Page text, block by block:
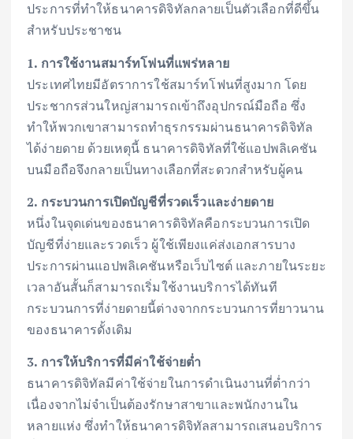
ประการที่ทำให้ธนาคารดิจิทัลกลายเป็นตัวเลือกที่ดีขึ้น
สำหรับประชาชน
1. การใช้งานสมาร์ทโฟนที่แพร่หลาย
ประเทศไทยมีอัตราการใช้สมาร์ทโฟนที่สูงมาก โดย
ประชากรส่วนใหญ่สามารถเข้าถึงอุปกรณ์มือถือ ซึ่ง
ทำให้พวกเขาสามารถทำธุรกรรมผ่านธนาคารดิจิทัล
ได้ง่ายดาย ด้วยเหตุนี้ ธนาคารดิจิทัลที่ใช้แอปพลิเคชัน
บนมือถือจึงกลายเป็นทางเลือกที่สะดวกสำหรับผู้คน
2. กระบวนการเปิดบัญชีที่รวดเร็วและง่ายดาย
หนึ่งในจุดเด่นของธนาคารดิจิทัลคือกระบวนการเปิด
บัญชีที่ง่ายและรวดเร็ว ผู้ใช้เพียงแค่ส่งเอกสารบาง
ประการผ่านแอปพลิเคชันหรือเว็บไซต์ และภายในระยะ
เวลาอันสั้นก็สามารถเริ่มใช้งานบริการได้ทันที
กระบวนการที่ง่ายดายนี้ต่างจากกระบวนการที่ยาวนาน
ของธนาคารดั้งเดิม
3. การให้บริการที่มีค่าใช้จ่ายต่ำ
ธนาคารดิจิทัลมีค่าใช้จ่ายในการดำเนินงานที่ต่ำกว่า
เนื่องจากไม่จำเป็นต้องรักษาสาขาและพนักงานใน
หลายแห่ง ซึ่งทำให้ธนาคารดิจิทัลสามารถเสนอบริการ